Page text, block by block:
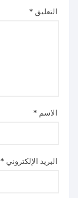
التعليق*
الاسم*
البريد الإلكتروني*